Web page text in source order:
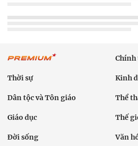
Thời sự Kinh
Dân tộc và Tôn giáo Thể
Giáo dục Thế
Đời sống Văn